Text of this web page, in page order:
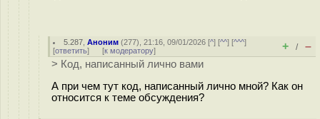
5.287 ,Аноним (277), 21:16, 09/01/2026 [^] [^^] [^^^]
[ответить] [к модератору] + / –
> Код, написанный лично вами
А при чем тут код, написанный лично мной? Как он
относится к теме обсуждения?